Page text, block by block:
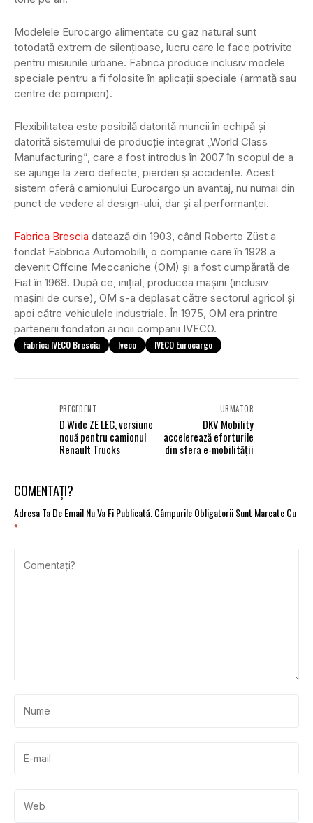
Modelele Eurocargo alimentate cu gaz natural sunt
totodată extrem de silențioase, lucru care le face potrivite
pentru misiunile urbane. Fabrica produce inclusiv modele
speciale pentru a fi folosite în aplicații speciale (armată sau
centre de pompieri).
Flexibilitatea este posibilă datorită muncii în echipă și
datorită sistemului de producție integrat „World Class
Manufacturing”, care a fost introdus în 2007 în scopul de a
se ajunge la zero defecte, pierderi și accidente. Acest
sistem oferă camionului Eurocargo un avantaj, nu numai din
punct de vedere al design-ului, dar și al performanței.
Fabrica Brescia datează din 1903, când Roberto Züst a
fondat Fabbrica Automobilli, o companie care în 1928 a
devenit Offcine Meccaniche (OM) și a fost cumpărată de
Fiat în 1968. După ce, inițial, producea mașini (inclusiv
mașini de curse), OM s-a deplasat către sectorul agricol și
apoi către vehiculele industriale. În 1975, OM era printre
partenerii fondatori ai noii companii IVECO.
Fabrica IVECO Brescia Iveco IVECO Eurocargo
PRECEDENT
D Wide ZE LEC, versiune
nouă pentru camionul
Renault Trucks
URMĂTOR
DKV Mobility
accelerează eforturile
din sfera e-mobilității
COMENTAȚI?
Adresa Ta De Email Nu Va Fi Publicată. Câmpurile Obligatorii Sunt Marcate Cu
*